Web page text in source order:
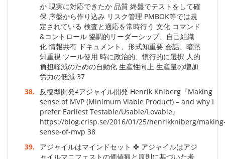
か 現実に対応できたか 品質 終盤でテストをして確
保 序盤から作り込み リスク管理 PMBOK等では規
定されている 検査と適応を常時行う 文化 コマンド
&コントロール 協調的リーダーシップ、自己組織
化 情報共有 ドキュメント、形式知重要 会話、暗黙
知重視 ツール使用 時に政治的、慣行的に選択 人的
負担軽減のための自動化 生産性向上 生産量の増加
労力の低減 37
38.
反復型開発≠アジャイル開発 Henrik Kniberg『Making
sense of MVP (Minimum Viable Product) – and why I
prefer Earliest Testable/Usable/Lovable』
https://blog.crisp.se/2016/01/25/henrikkniberg/
sense-of-mvp 38
39. アジャイルはマインドセット ✤ アジャイルはアジ
ャイルマニフェストの価値観と原則に基づいた考